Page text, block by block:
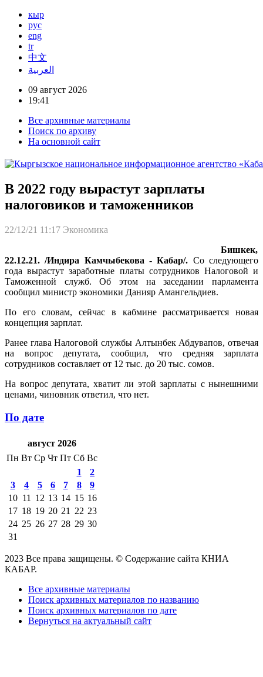
кыр
рус
eng
tr
中文
العربية
09 август 2026
19:41
Все архивные материалы
Поиск по архиву
На основной сайт
В 2022 году вырастут зарплаты
налоговиков и таможенников
22/12/21 11:17 Экономика
Бишкек,
22.12.21. /Индира Камчыбекова - Кабар/. Со следующего
года вырастут заработные платы сотрудников Налоговой и
Таможенной служб. Об этом на заседании парламента
сообщил министр экономики Данияр Амангельдиев.
По его словам, сейчас в кабмине рассматривается новая
концепция зарплат.
Ранее глава Налоговой службы Алтынбек Абдувапов, отвечая
на вопрос депутата, сообщил, что средняя зарплата
сотрудников составляет от 12 тыс. до 20 тыс. сомов.
На вопрос депутата, хватит ли этой зарплаты с нынешними
ценами, чиновник ответил, что нет.
По дате
август 2026
Пн Вт Ср Чт Пт Сб Вс
1
2
3
4 5 6 7 8
9
10 11 12 13 14 15 16
17 18 19 20 21 22 23
24 25 26 27 28 29 30
31
2023 Все права защищены. © Содержание сайта КНИА
КАБАР.
Все архивные материалы
Поиск архивных материалов по названию
Поиск архивных материалов по дате
Вернуться на актуальный сайт